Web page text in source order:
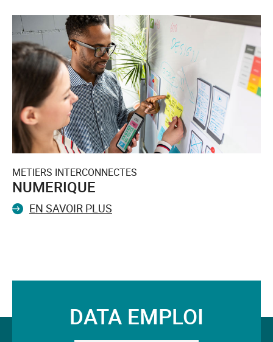
METIERS INTERCONNECTES
NUMERIQUE
EN SAVOIR PLUS
Suivez-DATA EMPLOI